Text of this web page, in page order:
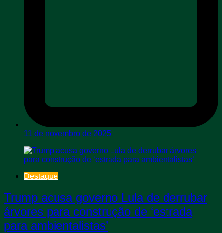
11 de novembro de 2025
Destaque
Trump acusa governo Lula de derrubar
árvores para construção de ‘estrada
para ambientalistas’